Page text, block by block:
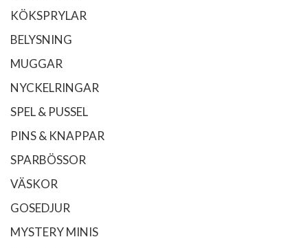
KÖKSPRYLAR
BELYSNING
MUGGAR
NYCKELRINGAR
SPEL & PUSSEL
PINS & KNAPPAR
SPARBÖSSOR
VÄSKOR
GOSEDJUR
MYSTERY MINIS